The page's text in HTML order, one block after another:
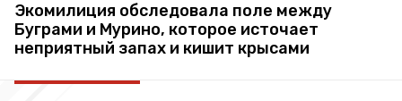
Экомилиция обследовала поле между
Буграми и Мурино, которое источает
неприятный запах и кишит крысами